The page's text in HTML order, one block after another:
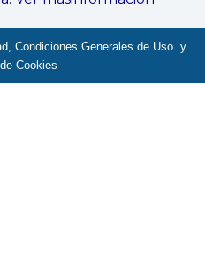
Condiciones Generales de Uso y
Cookies